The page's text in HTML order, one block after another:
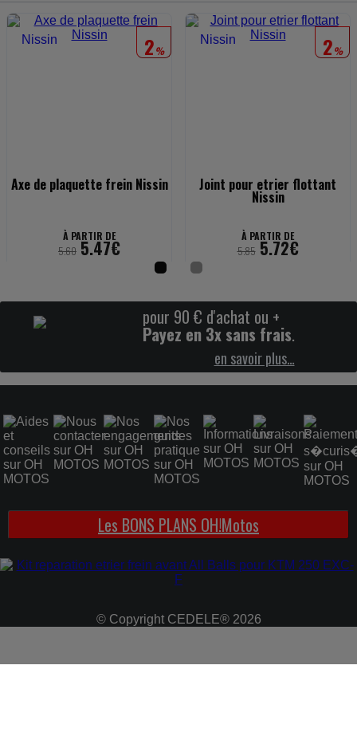
2%
Axe de plaquette frein Nissin
À PARTIR DE
5.605.47€
2%
Joint pour etrier flottant
Nissin
À PARTIR DE
5.855.72€
Graisse etrier frein EBC
1.25 €
pour 90 € d'achat ou +
Payez en 3x sans frais.
en savoir plus…
Les BONS PLANS OH!Motos
© Copyright CEDELE® 2026